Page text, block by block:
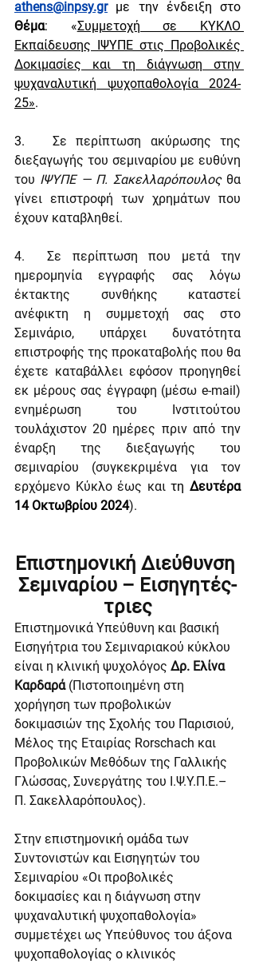
athens@inpsy.gr
Θέμα: «Συμμετοχή σε ΚΥΚΛΟ
Εκπαίδευσης ΙΨΥΠΕ στις Προβολικές
Δοκιμασίες και τη διάγνωση στην
ψυχαναλυτική ψυχοπαθολογία 2024-
25».
3. Σε περίπτωση ακύρωσης της
διεξαγωγής του σεμιναρίου με ευθύνη
του ΙΨΥΠΕ — Π. Σακελλαρόπουλος θα
γίνει επιστροφή των χρημάτων που
έχουν καταβληθεί.
4.  Σε περίπτωση που μετά την
ημερομηνία εγγραφής σας λόγω
έκτακτης συνθήκης καταστεί
ανέφικτη η συμμετοχή σας στο
Σεμινάριο, υπάρχει δυνατότητα
επιστροφής της προκαταβολής που θα
έχετε καταβάλλει εφόσον προηγηθεί
εκ μέρους σας έγγραφη (μέσω e-mail)
ενημέρωση του Ινστιτούτου
τουλάχιστον 20 ημέρες πριν από την
έναρξη της διεξαγωγής του
σεμιναρίου (συγκεκριμένα για τον
ερχόμενο Κύκλο έως και τη Δευτέρα
14 Οκτωβρίου 2024).
Επιστημονική Διεύθυνση
Σεμιναρίου – Εισηγητές-
τριες
Επιστημονικά Υπεύθυνη και βασική
Εισηγήτρια του Σεμιναριακού κύκλου
είναι η κλινική ψυχολόγος Δρ. Ελίνα
Καρδαρά (Πιστοποιημένη στη
χορήγηση των προβολικών
δοκιμασιών της Σχολής του Παρισιού,
Μέλος της Εταιρίας Rorschach και
Προβολικών Μεθόδων της Γαλλικής
Γλώσσας, Συνεργάτης του Ι.Ψ.Υ.Π.Ε.–
Π. Σακελλαρόπουλος).
Στην επιστημονική ομάδα των
Συντονιστών και Εισηγητών του
Σεμιναρίου «Οι προβολικές
δοκιμασίες και η διάγνωση στην
ψυχαναλυτική ψυχοπαθολογία»
συμμετέχει ως Υπεύθυνος του άξονα
ψυχοπαθολογίας ο κλινικός